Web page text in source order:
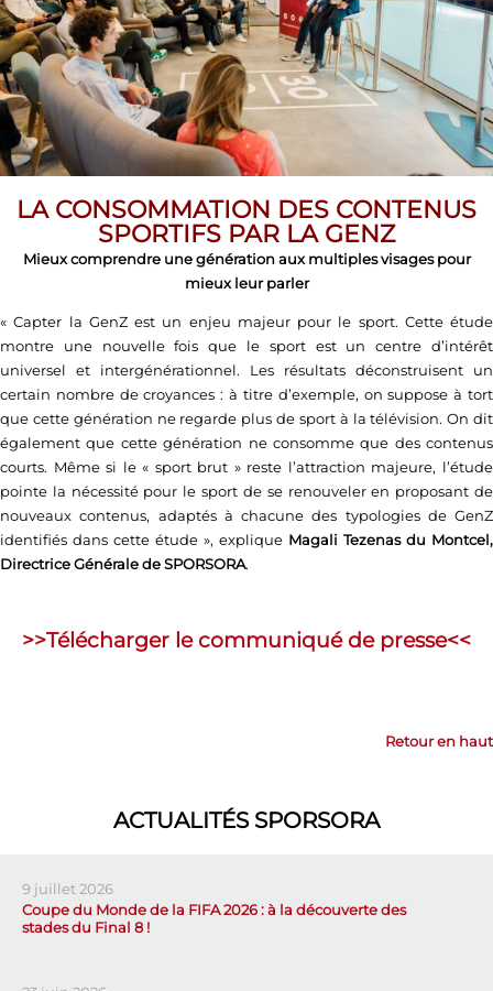
LA CONSOMMATION DES CONTENUS
SPORTIFS PAR LA GENZ
Mieux comprendre une génération aux multiples visages pour
mieux leur parler
« Capter la GenZ est un enjeu majeur pour le sport. Cette étude
montre une nouvelle fois que le sport est un centre d’intérêt
universel et intergénérationnel. Les résultats déconstruisent un
certain nombre de croyances : à titre d’exemple, on suppose à tort
que cette génération ne regarde plus de sport à la télévision. On dit
également que cette génération ne consomme que des contenus
courts. Même si le « sport brut » reste l’attraction majeure, l’étude
pointe la nécessité pour le sport de se renouveler en proposant de
nouveaux contenus, adaptés à chacune des typologies de GenZ
identifiés dans cette étude », explique Magali Tezenas du Montcel,
Directrice Générale de SPORSORA.
>>Télécharger le communiqué de presse<<
Retour en haut
ACTUALITÉS SPORSORA
9 juillet 2026
Coupe du Monde de la FIFA 2026 : à la découverte des
stades du Final 8 !